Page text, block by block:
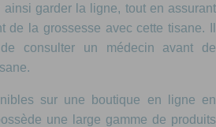
ainsi garder la ligne, tout en assurant
de la grossesse avec cette tisane. Il
consulter un médecin avant de
sur une boutique en ligne en
une large gamme de produits